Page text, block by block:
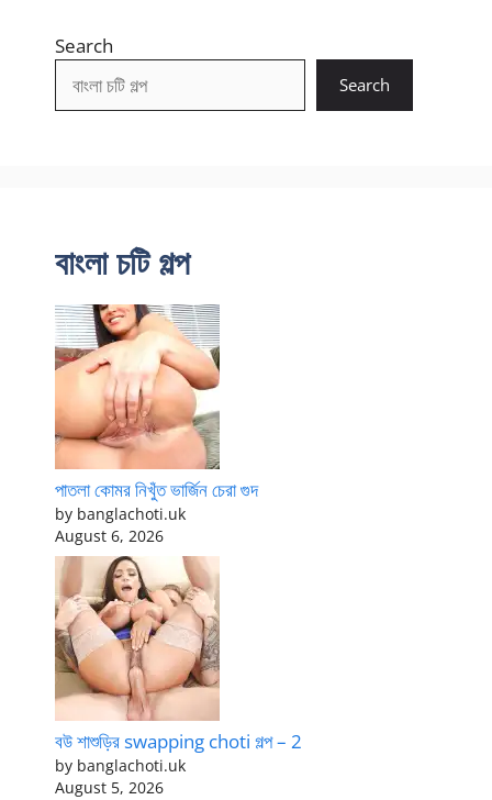
Search
Search
বাংলা চটি গল্প
পাতলা কোমর নিখুঁত ভার্জিন চেরা গুদ
by banglachoti.uk
August 6, 2026
বউ শাশুড়ির swapping choti গল্প – 2
by banglachoti.uk
August 5, 2026